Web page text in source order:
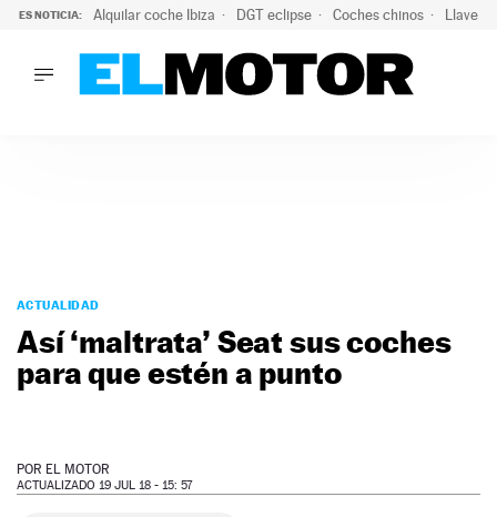
ES NOTICIA: Alquilar coche Ibiza DGT eclipse Coches chinos Llaves
PODCAST
MOTOS
TECNOLOGÍA
SUPERCOCHES
SERVICIOS
ACTUALIDAD
Así ‘maltrata’ Seat sus coches
para que estén a punto
POR EL MOTOR
ACTUALIZADO 19 JUL 18 - 15: 57